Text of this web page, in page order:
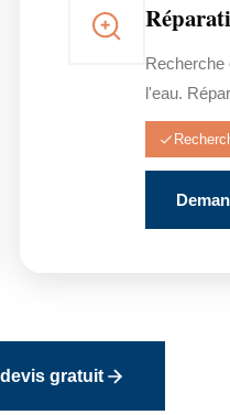
Recherche
l'eau.
gratuit